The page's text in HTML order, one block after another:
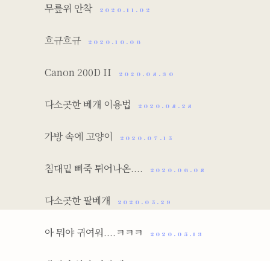
무릎위 안착 2020.11.02
흐규흐규 2020.10.06
Canon 200D II 2020.08.30
다소곳한 베개 이용법 2020.08.28
가방 속에 고양이 2020.07.15
침대밑 삐죽 튀어나온.... 2020.06.08
다소곳한 팔베개 2020.05.29
아 뭐야 귀여워....ㅋㅋㅋ 2020.05.13